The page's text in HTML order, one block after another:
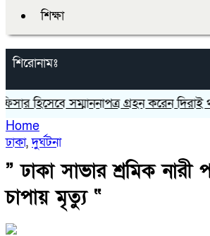
শিক্ষা
শিরোনামঃ
হিসেবে সম্মাননাপত্র গ্রহন করেন দিরাই
Home
ঢাকা,দুর্ঘটনা
” ঢাকা সাভার শ্রমিক নারী
চাপায় মৃত্যু “